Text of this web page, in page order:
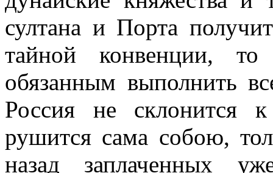
султана и Порта
тайной конвенции, то
обязанным выполнить
Россия не склонится
рушится сама собою,
назад заплаченных